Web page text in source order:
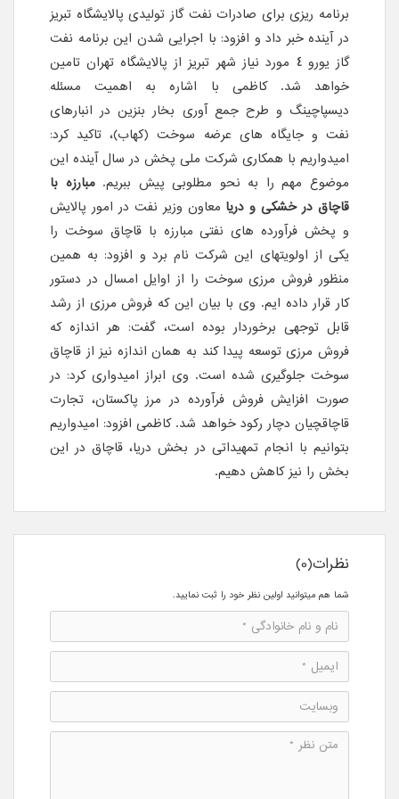
برنامه ریزی برای صادرات نفت گاز تولیدی پالایشگاه تبریز
در آینده خبر داد و افزود: با اجرایی شدن این برنامه نفت
گاز یورو ٤ مورد نیاز شهر تبریز از پالایشگاه تهران تامین
خواهد شد. کاظمی با اشاره به اهمیت مسئله
دیسپاچینگ و طرح جمع آوری بخار بنزین در انبارهای
نفت و جایگاه های عرضه سوخت (کهاب)، تاکید کرد:
امیدواریم با همکاری شرکت ملی پخش در سال آینده این
موضوع مهم را به نحو مطلوبی پیش ببریم.مبارزه با
قاچاق در خشکی و دریا معاون وزیر نفت در امور پالایش
و پخش فرآورده های نفتی مبارزه با قاچاق سوخت را
یکی از اولویتهای این شرکت نام برد و افزود: به همین
منظور فروش مرزی سوخت را از اوایل امسال در دستور
کار قرار داده ایم. وی با بیان این که فروش مرزی از رشد
قابل توجهی برخوردار بوده است، گفت: هر اندازه که
فروش مرزی توسعه پیدا کند به همان اندازه نیز از قاچاق
سوخت جلوگیری شده است. وی ابراز امیدواری کرد: در
صورت افزایش فروش فرآورده در مرز پاکستان، تجارت
قاچاقچیان دچار رکود خواهد شد. کاظمی افزود: امیدواریم
بتوانیم با انجام تمهیداتی در بخش دریا، قاچاق در این
بخش را نیز کاهش دهیم.
نظرات(0)
شما هم میتوانید اولین نظر خود را ثبت نمایید.